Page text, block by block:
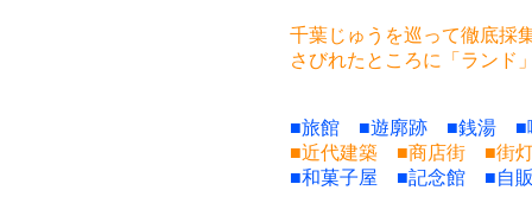
千葉じゅうを巡って徹底採
さびれたところに「ランド
■旅館 ■遊廓跡 ■銭湯 ■
■近代建築 ■商店街 ■街
■和菓子屋 ■記念館 ■自